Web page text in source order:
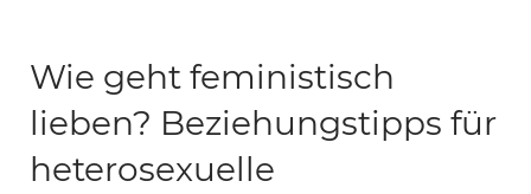
Wie geht feministisch
lieben? Beziehungstipps für
heterosexuelle